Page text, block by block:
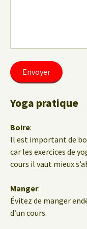
Yoga pratique
Boire:
Il est important de
car les exercices de
cours il vaut mieux
Manger:
Évitez de manger
d’un cours.